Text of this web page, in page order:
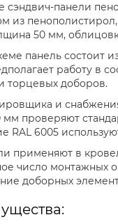
сэндвич-панели
из
50 мм,
панель состоит
работу в
торцевых доборов.
и
проверяют
RAL 6005
применяют в
число монтажных
доборных